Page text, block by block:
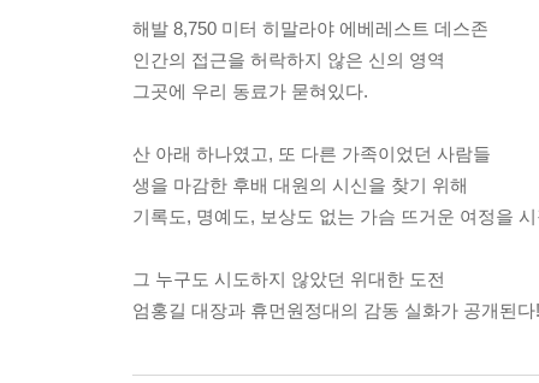
해발 8,750 미터 히말라야 에베레스트 데스존
인간의 접근을 허락하지 않은 신의 영역
그곳에 우리 동료가 묻혀있다.
산 아래 하나였고, 또 다른 가족이었던 사람들
생을 마감한 후배 대원의 시신을 찾기 위해
기록도, 명예도, 보상도 없는 가슴 뜨거운 여정을
그 누구도 시도하지 않았던 위대한 도전
엄홍길 대장과 휴먼원정대의 감동 실화가 공개된다!